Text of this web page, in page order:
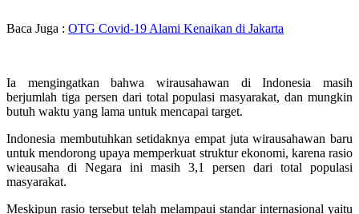
Baca Juga : OTG Covid-19 Alami Kenaikan di Jakarta
Ia mengingatkan bahwa wirausahawan di Indonesia masih
berjumlah tiga persen dari total populasi masyarakat, dan mungkin
butuh waktu yang lama untuk mencapai target.
Indonesia membutuhkan setidaknya empat juta wirausahawan baru
untuk mendorong upaya memperkuat struktur ekonomi, karena rasio
wieausaha di Negara ini masih 3,1 persen dari total populasi
masyarakat.
Meskipun rasio tersebut telah melampaui standar internasional yaitu